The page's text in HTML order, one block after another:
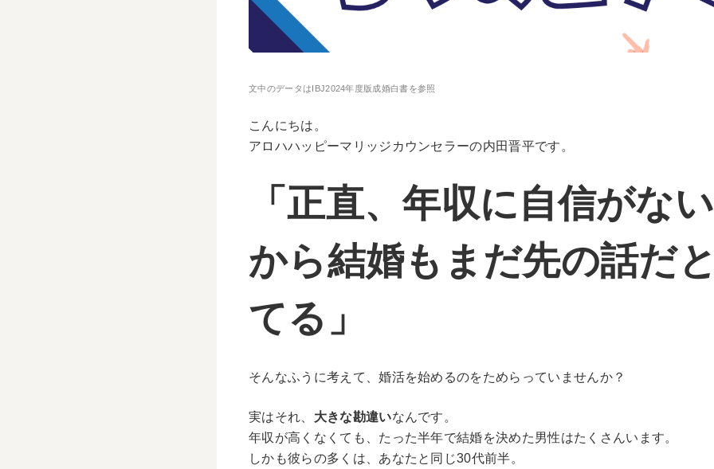
文中のデータはIBJ2024年度版成婚白書を参照
こんにちは。
アロハハッピーマリッジカウンセラーの内田晋平です。
「正直、年収に自信がな
から結婚もまだ先の話だ
てる」
そんなふうに考えて、婚活を始めるのをためらっていませんか？
実はそれ、 大きな勘違いなんです。
年収が高くなくても、たった半年で結婚を決めた男性はたくさんいます。
しかも彼らの多くは、あなたと同じ30代前半。